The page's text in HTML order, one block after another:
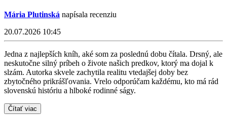
Mária Plutinská napísala recenziu
20.07.2026 10:45
Jedna z najlepších kníh, aké som za poslednú dobu čítala. Drsný, ale
neskutočne silný príbeh o živote našich predkov, ktorý ma dojal k
slzám. Autorka skvele zachytila realitu vtedajšej doby bez
zbytočného prikrášľovania. Vrelo odporúčam každému, kto má rád
slovenskú históriu a hlboké rodinné ságy.
Čítať viac